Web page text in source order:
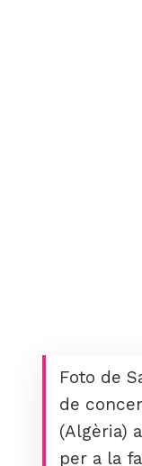
Foto de
de
(Algèria)
per a la